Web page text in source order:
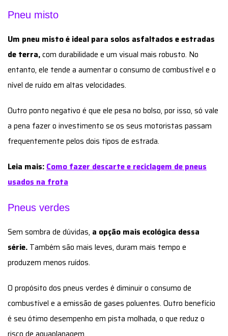
Pneu misto
Um pneu misto é ideal para solos asfaltados e estradas
de terra,com durabilidade e um visual mais robusto. No
entanto, ele tende a aumentar o consumo de combustível e o
nível de ruído em altas velocidades.
Outro ponto negativo é que ele pesa no bolso, por isso, só vale
a pena fazer o investimento se os seus motoristas passam
frequentemente pelos dois tipos de estrada.
Leia mais: Como fazer descarte e reciclagem de pneus
usados na frota
Pneus verdes
Sem sombra de dúvidas, a opção mais ecológica dessa
série. Também são mais leves, duram mais tempo e
produzem menos ruídos.
O propósito dos pneus verdes é diminuir o consumo de
combustível e a emissão de gases poluentes. Outro benefício
é seu ótimo desempenho em pista molhada, o que reduz o